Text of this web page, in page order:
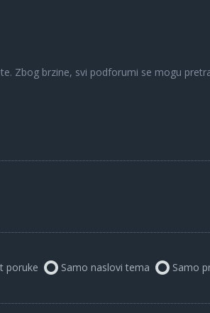
Zbog brzine, svi podforumi se mogu
poruke Samo naslovi tema Samo